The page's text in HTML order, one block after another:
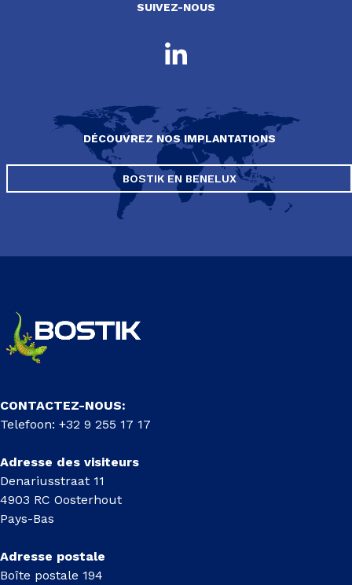
SUIVEZ-NOUS
DÉCOUVREZ NOS IMPLANTATIONS
BOSTIK EN BENELUX
CONTACTEZ-NOUS:
Telefoon: +32 9 255 17 17
Adresse des visiteurs
Denariusstraat 11
4903 RC Oosterhout
Pays-Bas
Adresse postale
Boîte postale 194